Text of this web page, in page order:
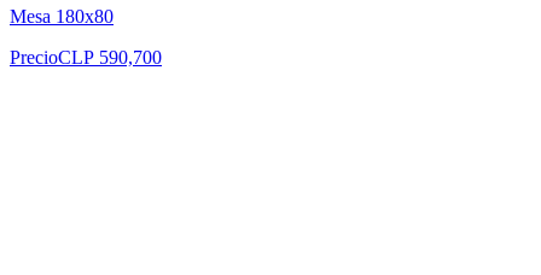
Mesa 180x80
PrecioCLP 590,700